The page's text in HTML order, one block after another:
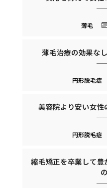
薄毛
薄毛治療の効果な
円形脱毛症
美容院より安い女
円形脱毛症
縮毛矯正を卒業して